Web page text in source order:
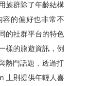
族群除了年齡結構
容的偏好也非常不
的社群平台的特色
樣的旅遊資訊，例
熱門話題，透過打
上則提供年輕人喜